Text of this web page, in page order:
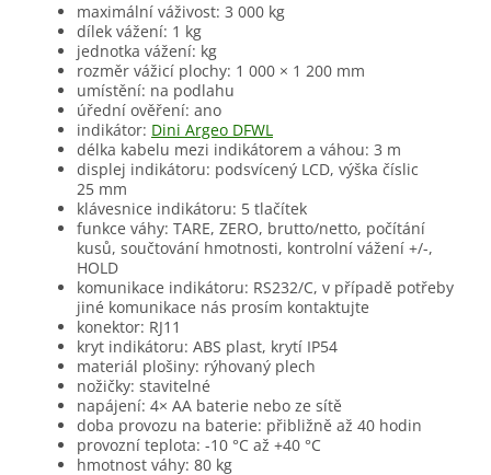
maximální váživost: 3 000 kg
dílek vážení: 1 kg
jednotka vážení: kg
rozměr vážicí plochy: 1 000 × 1 200 mm
umístění: na podlahu
úřední ověření: ano
indikátor: Dini Argeo DFWL
délka kabelu mezi indikátorem a váhou: 3 m
displej indikátoru: podsvícený LCD, výška číslic
25 mm
klávesnice indikátoru: 5 tlačítek
funkce váhy: TARE, ZERO, brutto/netto, počítání
kusů, součtování hmotnosti, kontrolní vážení +/-,
HOLD
komunikace indikátoru: RS232/C, v případě potřeby
jiné komunikace nás prosím kontaktujte
konektor: RJ11
kryt indikátoru: ABS plast, krytí IP54
materiál plošiny: rýhovaný plech
nožičky: stavitelné
napájení: 4× AA baterie nebo ze sítě
doba provozu na baterie: přibližně až 40 hodin
provozní teplota: -10 °C až +40 °C
hmotnost váhy: 80 kg